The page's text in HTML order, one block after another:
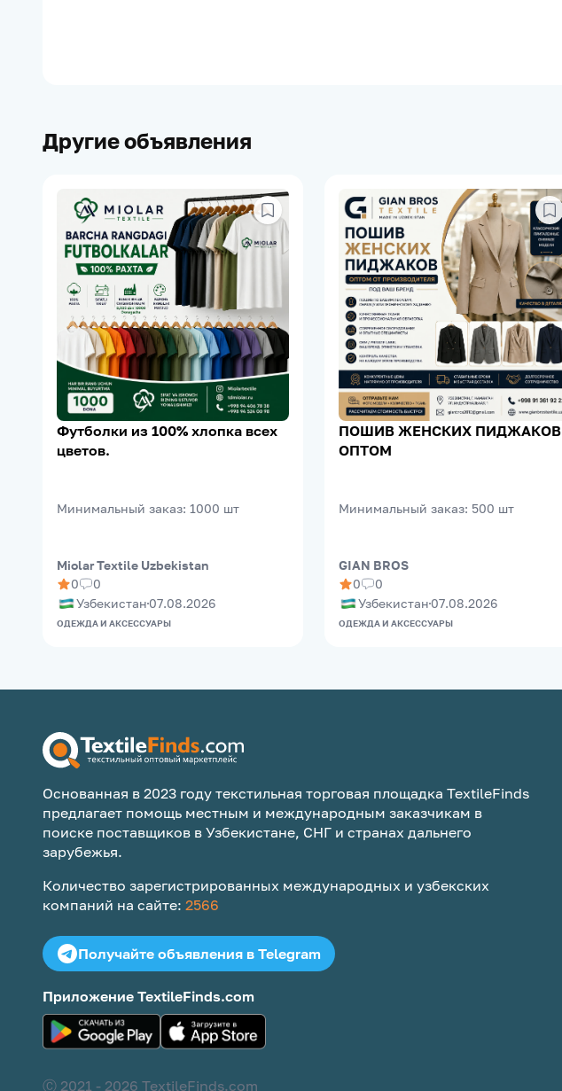
Другие объявления
Футболки из 100% хлопка всех
цветов.
Минимальный заказ: 1000 шт
Miolar Textile Uzbekistan
0
0
Узбекистан 07.08.2026
ОДЕЖДА И АКСЕССУАРЫ
ПОШИВ ЖЕНСКИХ ПИДЖАКОВ
ОПТОМ
Минимальный заказ: 500 шт
GIAN BROS
0
0
Узбекистан 07.08.2026
ОДЕЖДА И АКСЕССУАРЫ
Основанная в 2023 году текстильная торговая площадка TextileFinds
предлагает помощь местным и международным заказчикам в
поиске поставщиков в Узбекистане, СНГ и странах дальнего
зарубежья.
Количество зарегистрированных международных и узбекских
компаний на сайте: 2566
Получайте объявления в Telegram
Приложение TextileFinds.com
Ⓒ 2021 - 2026 TextileFinds.com